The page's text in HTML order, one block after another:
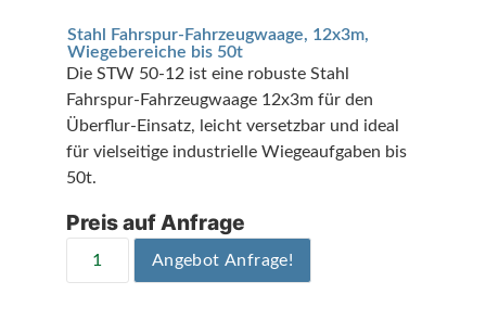
Stahl Fahrspur-Fahrzeugwaage, 12x3m,
Wiegebereiche bis 50t
Die STW 50-12 ist eine robuste Stahl
Fahrspur-Fahrzeugwaage 12x3m für den
Überflur-Einsatz, leicht versetzbar und ideal
für vielseitige industrielle Wiegeaufgaben bis
50t.
Preis auf Anfrage
Angebot Anfrage!